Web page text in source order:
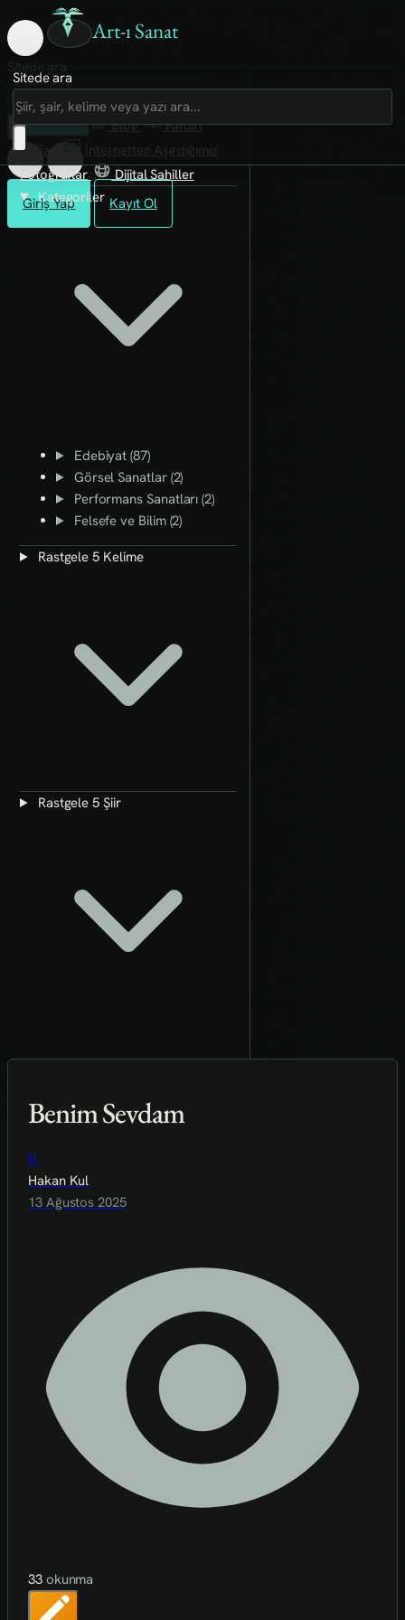
Art-ı Sanat
Giriş Yap Kayıt Ol
Sitede ara
Art-ı Sosyal
İmece
Kütüphane
Blog
Fanzin
Rafları
Fotoğraflar
Dijital Sahiller
Kategoriler
Edebiyat (87)
Görsel Sanatlar (2)
Performans Sanatları (2)
Felsefe ve Bilim (2)
Rastgele 5 Kelime
Rastgele 5 Şiir
Benim Sevdam
H
Hakan Kul
13 Ağustos 2025
33 okunma